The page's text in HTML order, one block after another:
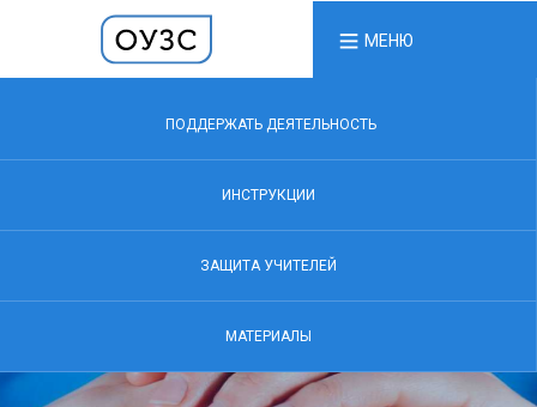
МЕНЮ
ПОДДЕРЖАТЬ ДЕЯТЕЛЬНОСТЬ
ИНСТРУКЦИИ
ЗАЩИТА УЧИТЕЛЕЙ
МАТЕРИАЛЫ